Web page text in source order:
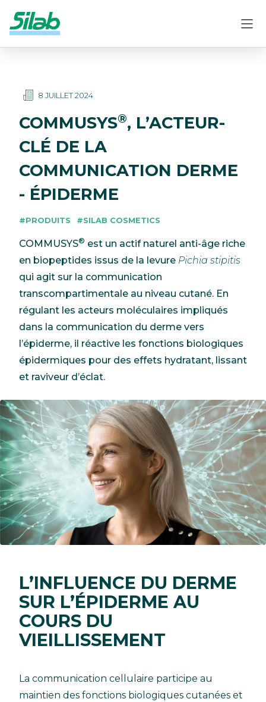
8 JUILLET 2024
COMMUSYS®, L’ACTEUR-
CLÉ DE LA
COMMUNICATION DERME
- ÉPIDERME
#PRODUITS #SILAB COSMETICS
COMMUSYS® est un actif naturel anti-âge riche
en biopeptides issus de la levure Pichia stipitis
qui agit sur la communication
transcompartimentale au niveau cutané. En
régulant les acteurs moléculaires impliqués
dans la communication du derme vers
l’épiderme, il réactive les fonctions biologiques
épidermiques pour des effets hydratant, lissant
et raviveur d’éclat.
L’INFLUENCE DU DERME
SUR L’ÉPIDERME AU
COURS DU
VIEILLISSEMENT
La communication cellulaire participe au
maintien des fonctions biologiques cutanées et